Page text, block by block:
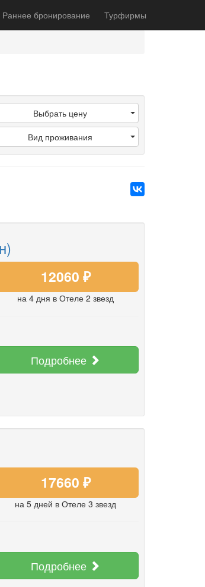
Раннее бронирование Турфирмы
Выбрать цену
Вид проживания
12060 ₽
на 4 дня в Отеле 2 звезд
Подробнее
17660 ₽
на 5 дней в Отеле 3 звезд
Подробнее